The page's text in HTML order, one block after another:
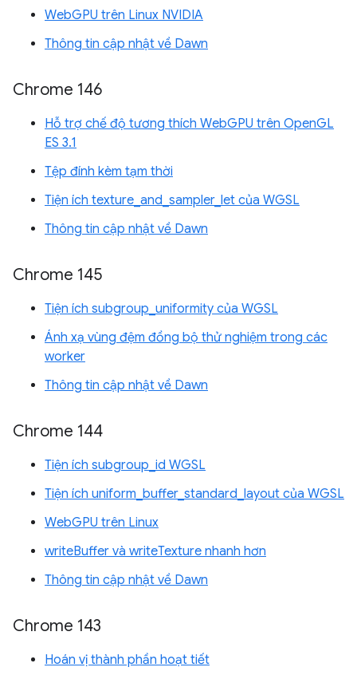
WebGPU trên Linux NVIDIA
Thông tin cập nhật về Dawn
Chrome 146
Hỗ trợ chế độ tương thích WebGPU trên OpenGL
ES 3.1
Tệp đính kèm tạm thời
Tiện ích texture_and_sampler_let của WGSL
Thông tin cập nhật về Dawn
Chrome 145
Tiện ích subgroup_uniformity của WGSL
Ánh xạ vùng đệm đồng bộ thử nghiệm trong các
worker
Thông tin cập nhật về Dawn
Chrome 144
Tiện ích subgroup_id WGSL
Tiện ích uniform_buffer_standard_layout của WGSL
WebGPU trên Linux
writeBuffer và writeTexture nhanh hơn
Thông tin cập nhật về Dawn
Chrome 143
Hoán vị thành phần hoạt tiết